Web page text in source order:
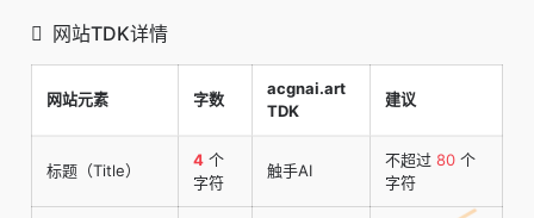
网站TDK详情
网站元素 字数
acgnai.art
TDK
建议
标题（Title）
4 个
字符
触手AI
不超过 80 个
字符